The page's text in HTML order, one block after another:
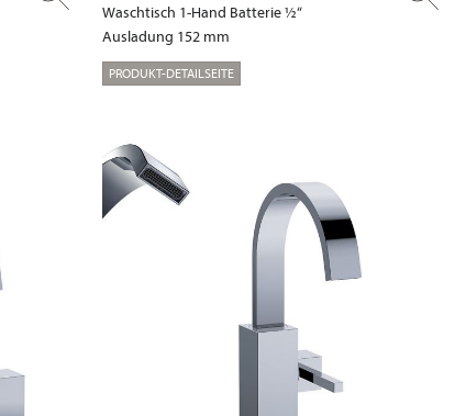
Waschtisch 1-Hand Batterie ½“
Ausladung 152 mm
PRODUKT-DETAILSEITE